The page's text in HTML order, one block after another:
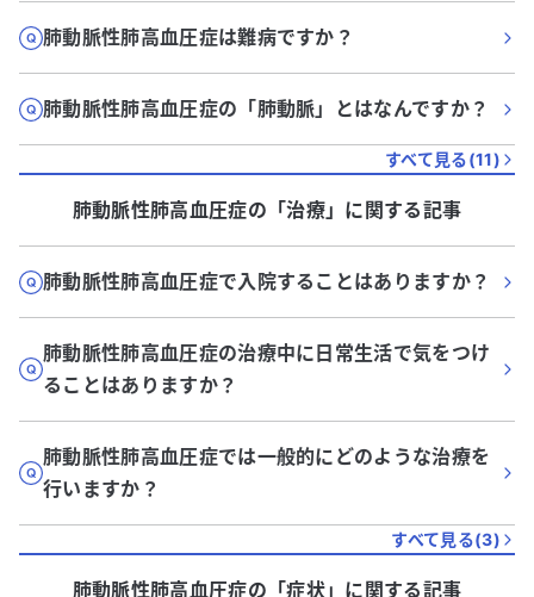
肺動脈性肺高血圧症は難病ですか？
肺動脈性肺高血圧症の「肺動脈」とはなんですか？
すべて見る(11)
肺動脈性肺高血圧症の「治療」に関する記事
肺動脈性肺高血圧症で入院することはありますか？
肺動脈性肺高血圧症の治療中に日常生活で気をつけ
ることはありますか？
肺動脈性肺高血圧症では一般的にどのような治療を
行いますか？
すべて見る(3)
肺動脈性肺高血圧症の「症状」に関する記事